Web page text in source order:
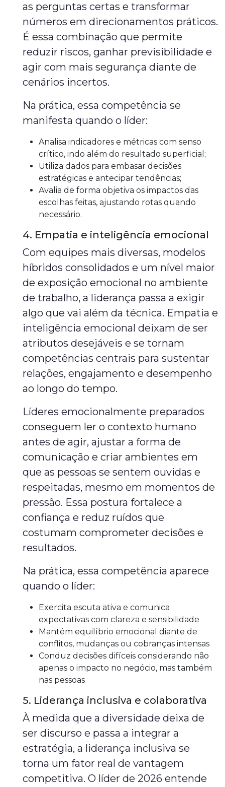
as perguntas certas e transformar
números em direcionamentos práticos.
É essa combinação que permite
reduzir riscos, ganhar previsibilidade e
agir com mais segurança diante de
cenários incertos.
Na prática, essa competência se
manifesta quando o líder:
Analisa indicadores e métricas com senso
crítico, indo além do resultado superficial;
Utiliza dados para embasar decisões
estratégicas e antecipar tendências;
Avalia de forma objetiva os impactos das
escolhas feitas, ajustando rotas quando
necessário.
4. Empatia e inteligência emocional
Com equipes mais diversas, modelos
híbridos consolidados e um nível maior
de exposição emocional no ambiente
de trabalho, a liderança passa a exigir
algo que vai além da técnica. Empatia e
inteligência emocional deixam de ser
atributos desejáveis e se tornam
competências centrais para sustentar
relações, engajamento e desempenho
ao longo do tempo.
Líderes emocionalmente preparados
conseguem ler o contexto humano
antes de agir, ajustar a forma de
comunicação e criar ambientes em
que as pessoas se sentem ouvidas e
respeitadas, mesmo em momentos de
pressão. Essa postura fortalece a
confiança e reduz ruídos que
costumam comprometer decisões e
resultados.
Na prática, essa competência aparece
quando o líder:
Exercita escuta ativa e comunica
expectativas com clareza e sensibilidade
Mantém equilíbrio emocional diante de
conflitos, mudanças ou cobranças intensas
Conduz decisões difíceis considerando não
apenas o impacto no negócio, mas também
nas pessoas
5. Liderança inclusiva e colaborativa
À medida que a diversidade deixa de
ser discurso e passa a integrar a
estratégia, a liderança inclusiva se
torna um fator real de vantagem
competitiva. O líder de 2026 entende